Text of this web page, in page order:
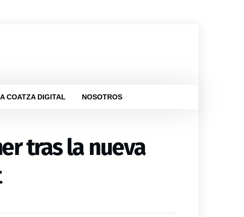
COATZA DIGITAL NOSOTROS
tras la nueva